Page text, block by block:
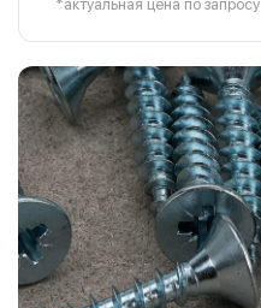
*актуальная цена по запросу